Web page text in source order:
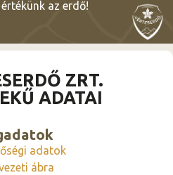
az erdő!
ZRT.
ADATAI
adatok
ábra